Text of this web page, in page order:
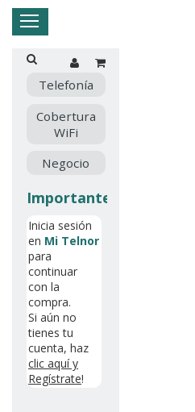
Hogar
Mi Telnor
Cerrar Menu
Telefonía
Cobertura
WiFi
Negocio
Importante
Inicia sesión
en Mi Telnor
para
continuar
con la
compra.
Si aún no
tienes tu
cuenta, haz
clic aquí y
Regístrate!